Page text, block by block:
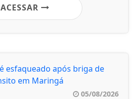
ACESSAR
05/08/2026